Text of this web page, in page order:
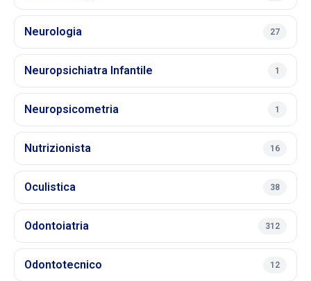
Neurologia 27
Neuropsichiatra Infantile 1
Neuropsicometria 1
Nutrizionista 16
Oculistica 38
Odontoiatria 312
Odontotecnico 12